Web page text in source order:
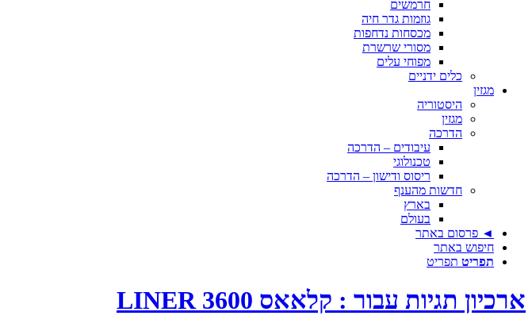
חרמשים
גוזמות גדר חיה
מכסחות נדחפות
מסורי שרשרת
מפוחי עלים
כלים ידניים
מגזין
היסטוריה
מגזין
הדרכה
עיבודים – הדרכה
טכנולוגי
ריסוס ודישון – הדרכה
חדשות מהענף
בארץ
בעולם
◄ פרסום באתר
חיפוש באתר
תפריט תפריט
ארכיון תגיות עבור : קלאאס LINER 3600